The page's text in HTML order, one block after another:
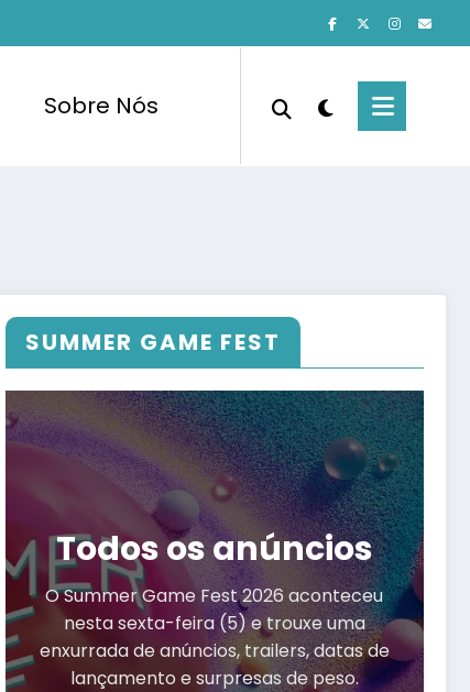
Sobre Nós
SUMMER GAME FEST
Todos os anúncios
O Summer Game Fest 2026 aconteceu
nesta sexta-feira (5) e trouxe uma
enxurrada de anúncios, trailers, datas de
lançamento e surpresas de peso.